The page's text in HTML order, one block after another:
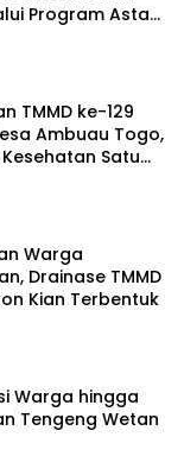
Program Asta
TMMD ke-129
Ambuau Togo,
Satu
Warga
Drainase TMMD
Kian Terbentuk
Warga hingga
Tengeng Wetan